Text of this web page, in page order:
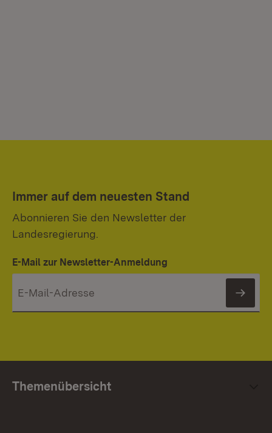
Immer auf dem neuesten Stand
Abonnieren Sie den Newsletter der
Landesregierung.
E-Mail zur Newsletter-Anmeldung
Themenübersicht